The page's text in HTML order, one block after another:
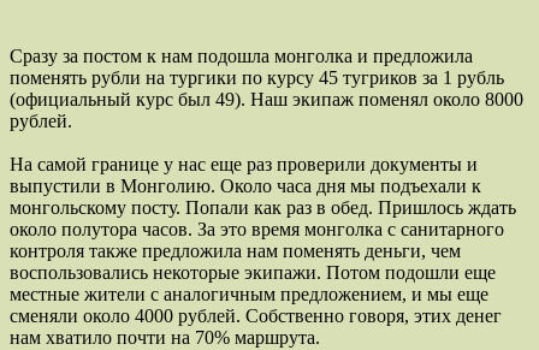
Сразу за постом к нам подошла монголка и предложила
поменять рубли на тургики по курсу 45 тугриков за 1 рубль
(официальный курс был 49). Наш экипаж поменял около 8000
рублей.
На самой границе у нас еще раз проверили документы и
выпустили в Монголию. Около часа дня мы подъехали к
монгольскому посту. Попали как раз в обед. Пришлось ждать
около полутора часов. За это время монголка с санитарного
контроля также предложила нам поменять деньги, чем
воспользовались некоторые экипажи. Потом подошли еще
местные жители с аналогичным предложением, и мы еще
сменяли около 4000 рублей. Собственно говоря, этих денег
нам хватило почти на 70% маршрута.